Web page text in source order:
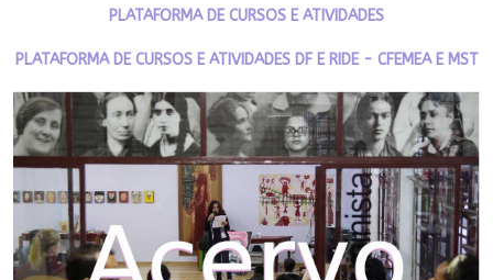
PLATAFORMA DE CURSOS E ATIVIDADES
PLATAFORMA DE CURSOS E ATIVIDADES DF E RIDE - CFEMEA E MST